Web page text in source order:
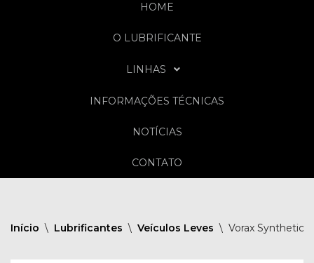
HOME
O LUBRIFICANTE
LINHAS
INFORMAÇÕES TÉCNICAS
NOTÍCIAS
CONTATO
Início \ Lubrificantes \ Veículos Leves \ Vorax Synthetic